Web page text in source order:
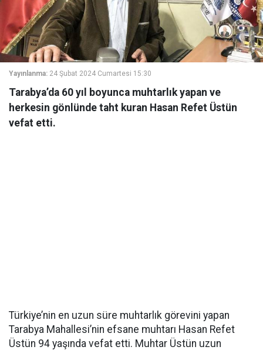
Yayınlanma: 24 Şubat 2024 Cumartesi 15:30
Tarabya’da 60 yıl boyunca muhtarlık yapan ve
herkesin gönlünde taht kuran Hasan Refet Üstün
vefat etti.
Türkiye’nin en uzun süre muhtarlık görevini yapan
Tarabya Mahallesi’nin efsane muhtarı Hasan Refet
Üstün 94 yaşında vefat etti. Muhtar Üstün uzun